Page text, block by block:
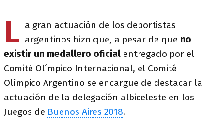
L a gran actuación de los deportistas
argentinos hizo que, a pesar de que no
existir un medallero oficial entregado por el
Comité Olímpico Internacional, el Comité
Olímpico Argentino se encargue de destacar la
actuación de la delegación albiceleste en los
Juegos de Buenos Aires 2018.